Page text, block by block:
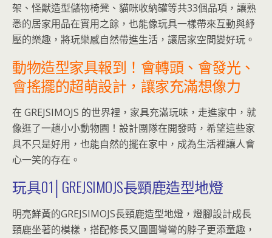
架、怪獸造型儲物椅凳、貓咪收納罐等共33個品項，讓熟
悉的居家用品在實用之餘，也能像玩具一樣帶來互動與紓
壓的樂趣，將玩樂感自然帶進生活，讓居家空間變好玩。
動物造型家具報到！會轉頭、會發光、
會搖擺的超萌設計，讓家充滿想像力
在 GREJSIMOJS 的世界裡，家具充滿玩味，走進家中，就
像逛了一趟小小動物園！設計團隊在開發時，希望這些家
具不只是好用，也能自然的擺在家中，成為生活裡讓人會
心一笑的存在。
玩具01│GREJSIMOJS長頸鹿造型地燈
明亮鮮黃的GREJSIMOJS長頸鹿造型地燈，燈腳設計成長
頸鹿坐著的模樣，搭配修長又圓圓彎彎的脖子更添童趣，